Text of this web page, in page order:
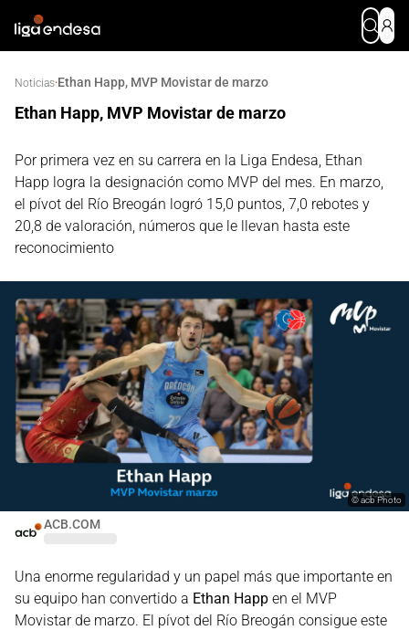
Noticias·Ethan Happ, MVP Movistar de marzo
Ethan Happ, MVP Movistar de marzo
Por primera vez en su carrera en la Liga Endesa, Ethan
Happ logra la designación como MVP del mes. En marzo,
el pívot del Río Breogán logró 15,0 puntos, 7,0 rebotes y
20,8 de valoración, números que le llevan hasta este
reconocimiento
ACB.COM
©acb Photo
Una enorme regularidad y un papel más que importante en
su equipo han convertido a Ethan Happ en el MVP
Movistar de marzo. El pívot del Río Breogán consigue este